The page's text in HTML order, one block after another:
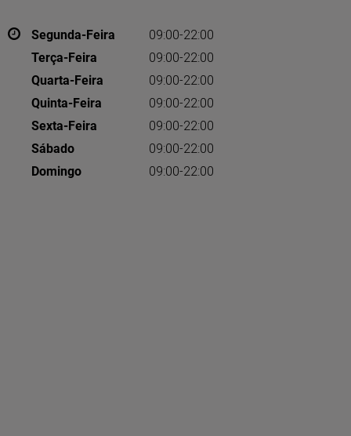
Segunda-Feira
09:00-22:00
Terça-Feira
09:00-22:00
Quarta-Feira
09:00-22:00
Quinta-Feira
09:00-22:00
Sexta-Feira
09:00-22:00
Sábado
09:00-22:00
Domingo
09:00-22:00